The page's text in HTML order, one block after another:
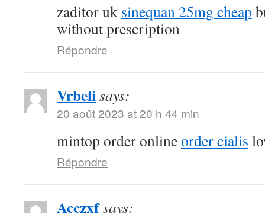
zaditor uk sinequan 25mg cheap
without prescription
Répondre
Vrbefisays:
20 août 2023 at 20 h 44 min
mintop order onlineorder cialis
Répondre
Acczxfsays: